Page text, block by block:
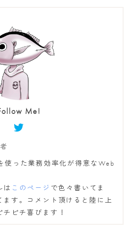
Me!
使った業務効率化が得意なWeb
は このページ で色々書いてま
ます。コメント頂けると陸に上
ピチ喜びます！